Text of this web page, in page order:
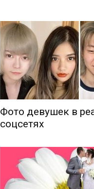
Фото девушек в
соцсетях